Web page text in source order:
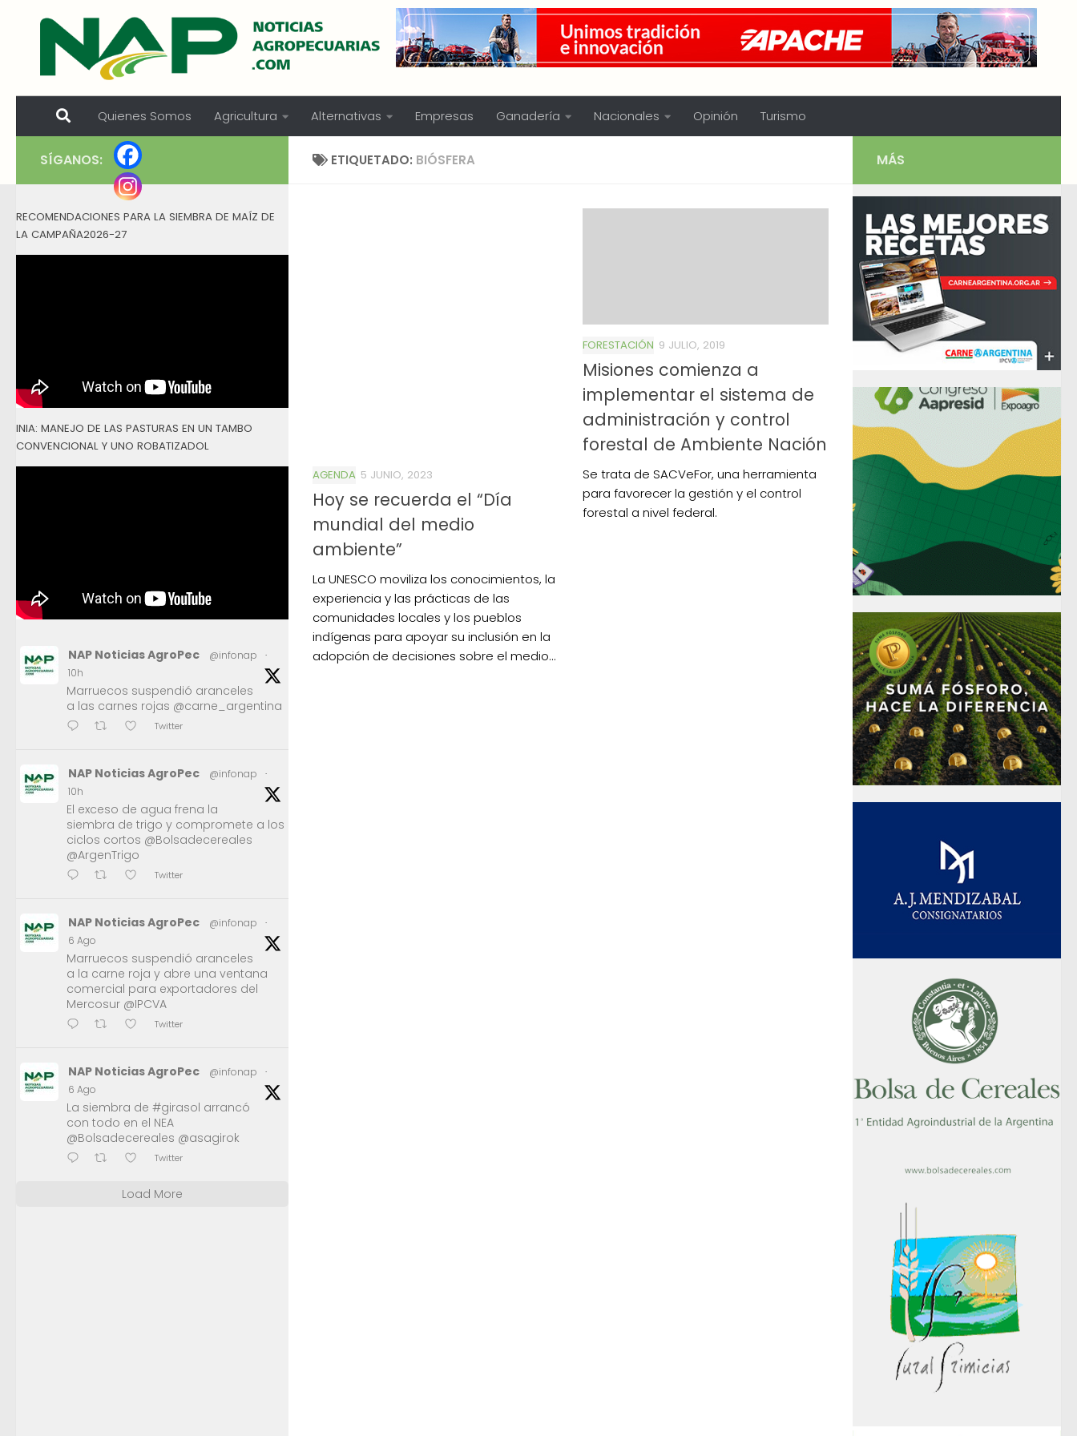
Skip to content
Quienes Somos Agricultura Alternativas Empresas Ganadería Nacionales Opinión Turismo
ETIQUETADO: BIÓSFERA
AGENDA 5 JUNIO, 2023
Hoy se recuerda el “Día
mundial del medio
ambiente”
La UNESCO moviliza los conocimientos, la
experiencia y las prácticas de las
comunidades locales y los pueblos
indígenas para apoyar su inclusión en la
adopción de decisiones sobre el medio...
FORESTACIÓN 9 JULIO, 2019
Misiones comienza a
implementar el sistema de
administración y control
forestal de Ambiente Nación
Se trata de SACVeFor, una herramienta
para favorecer la gestión y el control
forestal a nivel federal.
SÍGANOS:
RECOMENDACIONES PARA LA SIEMBRA DE MAÍZ DE
LA CAMPAÑA2026-27
INIA: MANEJO DE LAS PASTURAS EN UN TAMBO
CONVENCIONAL Y UNO ROBATIZADOL
NAP Noticias AgroPec @infonap
·
10h
Marruecos suspendió aranceles
a las carnes rojas @carne_argentina
Twitter
NAP Noticias AgroPec @infonap
·
10h
El exceso de agua frena la
siembra de trigo y compromete a los
ciclos cortos @Bolsadecereales
@ArgenTrigo
Twitter
NAP Noticias AgroPec @infonap
·
6 Ago
Marruecos suspendió aranceles
a la carne roja y abre una ventana
comercial para exportadores del
Mercosur @IPCVA
Twitter
NAP Noticias AgroPec @infonap
·
6 Ago
La siembra de #girasol arrancó
con todo en el NEA
@Bolsadecereales @asagirok
Twitter
Load More
MÁS